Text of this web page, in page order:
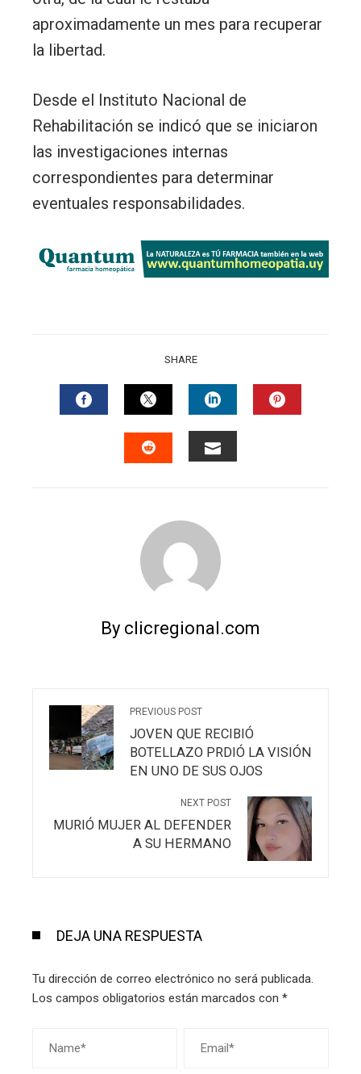
aproximadamente un mes para recuperar
la libertad.
Desde el Instituto Nacional de
Rehabilitación se indicó que se iniciaron
las investigaciones internas
correspondientes para determinar
eventuales responsabilidades.
SHARE
FACEBOOKTWITTERLINKEDIN
By clicregional.com
PREVIOUS POST
JOVEN QUE RECIBIÓ
BOTELLAZO PRDIÓ LA VISIÓN
EN UNO DE SUS OJOS
NEXT POST
MURIÓ MUJER AL DEFENDER
A SU HERMANO
DEJA UNA RESPUESTA
Tu dirección de correo electrónico no será publicada.
Los campos obligatorios están marcados con *